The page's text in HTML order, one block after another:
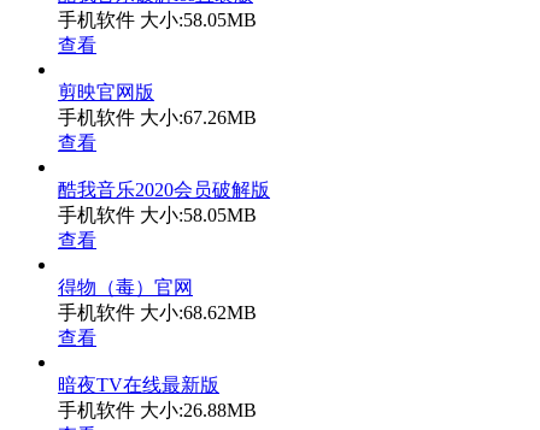
手机软件 大小:58.05MB
查看
剪映官网版
手机软件 大小:67.26MB
查看
酷我音乐2020会员破解版
手机软件 大小:58.05MB
查看
得物（毒）官网
手机软件 大小:68.62MB
查看
暗夜TV在线最新版
手机软件 大小:26.88MB